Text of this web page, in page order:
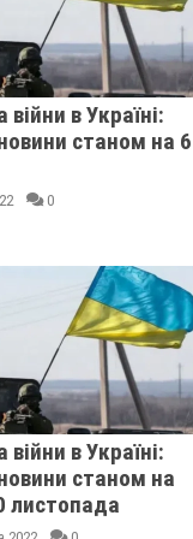
в Україні:
станом на 6
0
в Україні:
станом на
листопада